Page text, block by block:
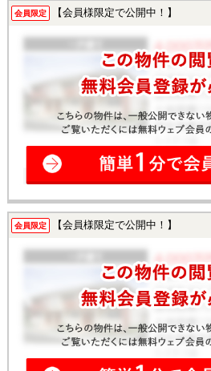
会員限定 【会員様限定で公開中！】
会員限定 【会員様限定で公開中！】